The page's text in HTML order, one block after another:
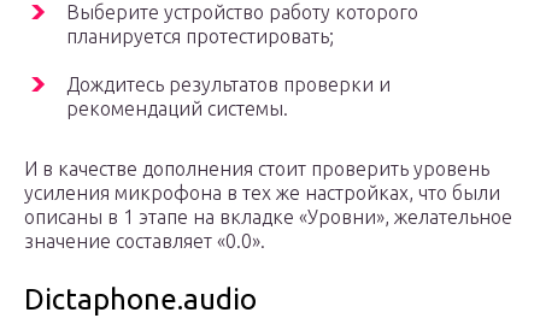
Выберите устройство работу которого
планируется протестировать;
Дождитесь результатов проверки и
рекомендаций системы.
И в качестве дополнения стоит проверить уровень
усиления микрофона в тех же настройках, что были
описаны в 1 этапе на вкладке «Уровни», желательное
значение составляет «0.0».
Dictaphone.audio